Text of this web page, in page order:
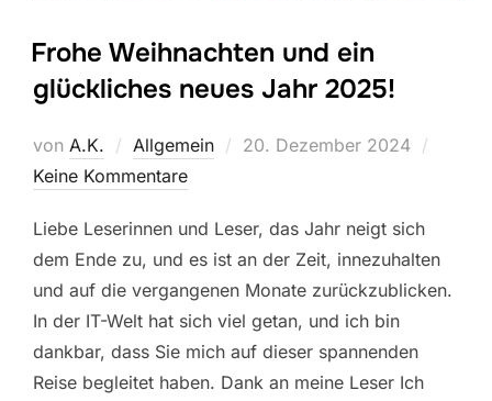
Frohe Weihnachten und ein
glückliches neues Jahr 2025!
von A.K. Allgemein
Veröffentlicht
20. Dezember 2024
Keine Kommentare
Liebe Leserinnen und Leser, das Jahr neigt sich
dem Ende zu, und es ist an der Zeit, innezuhalten
und auf die vergangenen Monate zurückzublicken.
In der IT-Welt hat sich viel getan, und ich bin
dankbar, dass Sie mich auf dieser spannenden
Reise begleitet haben. Dank an meine Leser Ich